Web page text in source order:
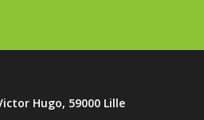
Hugo, 59000 Lille